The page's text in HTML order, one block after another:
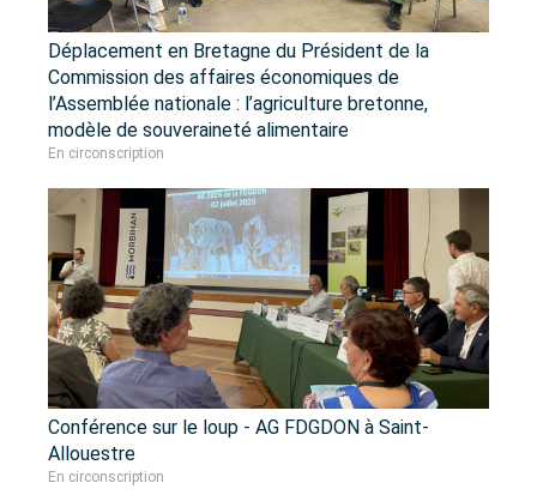
Déplacement en Bretagne du Président de la
Commission des affaires économiques de
l’Assemblée nationale : l’agriculture bretonne,
modèle de souveraineté alimentaire
En circonscription
Conférence sur le loup - AG FDGDON à Saint-
Allouestre
En circonscription